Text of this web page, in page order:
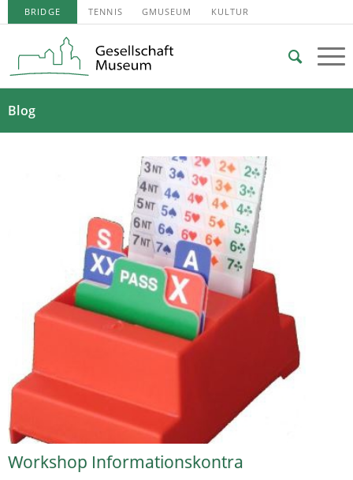
BRIDGE TENNIS GMUSEUM KULTUR
Blog
Workshop Informationskontra